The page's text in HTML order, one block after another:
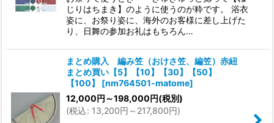
じりはちまき】のように使うのが粋です。 浴衣
姿に、お祭り姿に、海外のお客様に差し上げた
り、日舞の参加お礼はもちろん…
まとめ購入 編み笠（おけさ笠、編笠）赤紐
まとめ買い【5】【10】【30】【50】
【100】
[nm764501-matome]
12,000円 ～198,000円(税別)
(税込: 13,200円 ～217,800円)